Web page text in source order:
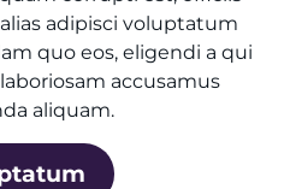
adipisci voluptatum
quo eos, eligendi a qui
accusamus
aliquam.